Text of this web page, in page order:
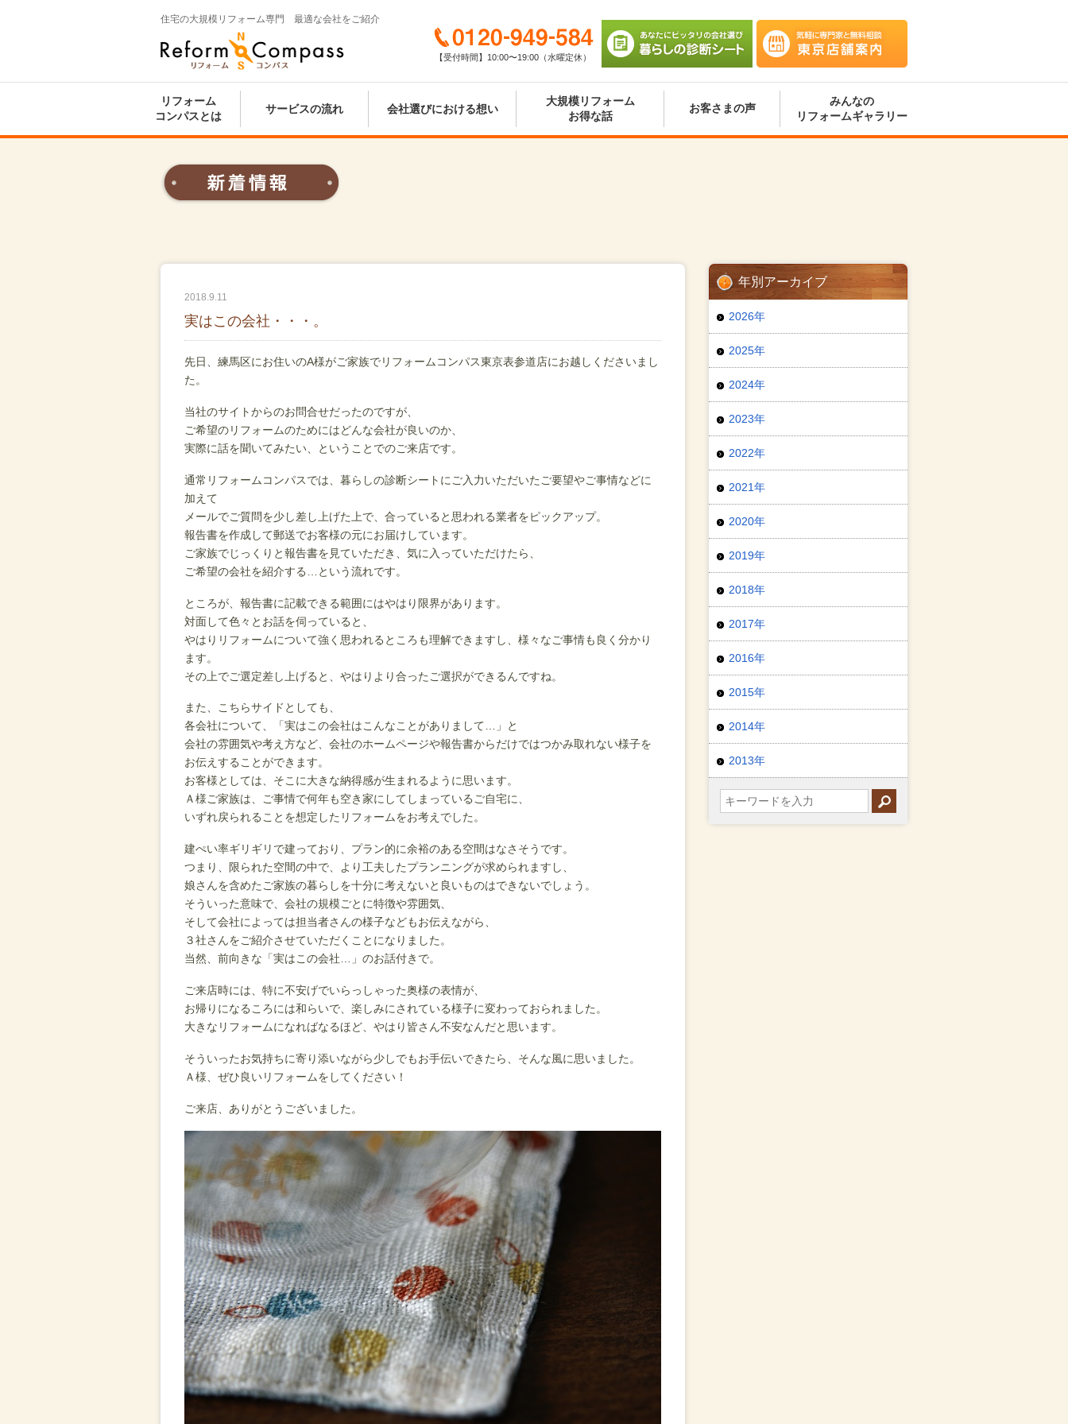
住宅の大規模リフォーム専門 最適な会社をご紹介
ス
店舗案内
び 暮らしの診断シート
0120-949-584
【受付時間】10:00〜19:00（水曜定休）
リフォーム
コンパスとは
サービスの流れ 会社選びにおける想い
大規模リフォーム
お得な話
お客さまの声
みんなの
リフォームギャラリー
2018.9.11
実はこの会社・・・。
先日、練馬区にお住いのA様がご家族でリフォームコンパス東京表参道店にお越しくださいまし
た。
当社のサイトからのお問合せだったのですが、
ご希望のリフォームのためにはどんな会社が良いのか、
実際に話を聞いてみたい、ということでのご来店です。
通常リフォームコンパスでは、暮らしの診断シートにご入力いただいたご要望やご事情などに
加えて
メールでご質問を少し差し上げた上で、合っていると思われる業者をピックアップ。
報告書を作成して郵送でお客様の元にお届けしています。
ご家族でじっくりと報告書を見ていただき、気に入っていただけたら、
ご希望の会社を紹介する…という流れです。
ところが、報告書に記載できる範囲にはやはり限界があります。
対面して色々とお話を伺っていると、
やはりリフォームについて強く思われるところも理解できますし、様々なご事情も良く分かり
ます。
その上でご選定差し上げると、やはりより合ったご選択ができるんですね。
また、こちらサイドとしても、
各会社について、「実はこの会社はこんなことがありまして…」と
会社の雰囲気や考え方など、会社のホームページや報告書からだけではつかみ取れない様子を
お伝えすることができます。
お客様としては、そこに大きな納得感が生まれるように思います。
Ａ様ご家族は、ご事情で何年も空き家にしてしまっているご自宅に、
いずれ戻られることを想定したリフォームをお考えでした。
建ぺい率ギリギリで建っており、プラン的に余裕のある空間はなさそうです。
つまり、限られた空間の中で、より工夫したプランニングが求められますし、
娘さんを含めたご家族の暮らしを十分に考えないと良いものはできないでしょう。
そういった意味で、会社の規模ごとに特徴や雰囲気、
そして会社によっては担当者さんの様子などもお伝えながら、
３社さんをご紹介させていただくことになりました。
当然、前向きな「実はこの会社…」のお話付きで。
ご来店時には、特に不安げでいらっしゃった奥様の表情が、
お帰りになるころには和らいで、楽しみにされている様子に変わっておられました。
大きなリフォームになればなるほど、やはり皆さん不安なんだと思います。
そういったお気持ちに寄り添いながら少しでもお手伝いできたら、そんな風に思いました。
Ａ様、ぜひ良いリフォームをしてください！
ご来店、ありがとうございました。
年別アーカイブ
2026年
2025年
2024年
2023年
2022年
2021年
2020年
2019年
2018年
2017年
2016年
2015年
2014年
2013年